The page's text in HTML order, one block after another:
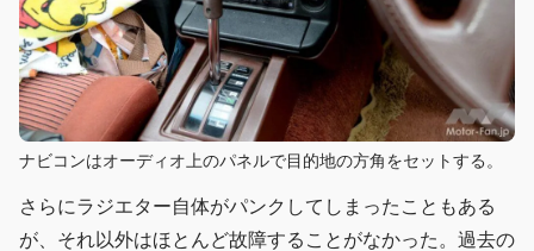
ナビコンはオーディオ上のパネルで目的地の方角をセットする。
さらにラジエター自体がパンクしてしまったこともある
が、それ以外はほとんど故障することがなかった。過去の